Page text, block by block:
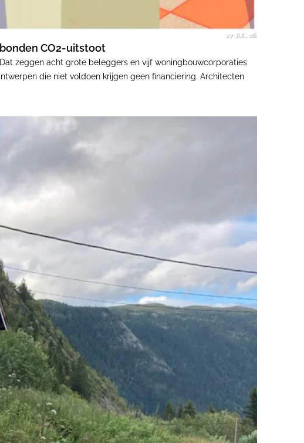
27 JUL. 26
CO2-uitstoot
zeggen acht grote beleggers en vijf woningbouwcorporaties
die niet voldoen krijgen geen financiering. Architecten